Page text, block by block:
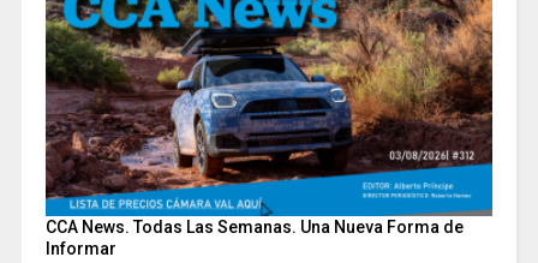
CCA News. Todas Las Semanas. Una Nueva Forma de
Informar